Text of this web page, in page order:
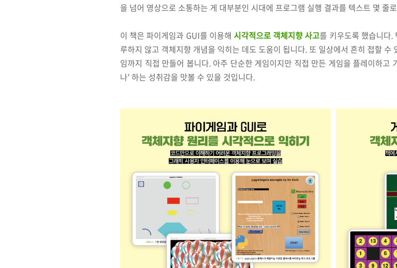
을 넘어 영상으로 소통하는 게 대부분인 시대에 프로그램 실행 결과를 텍스트 몇 줄
이 책은 파이게임과 GUI를 이용해 시각적으로 객체지향 사고를 키우도록 했습니다.
루하지 않고 객체지향 개념을 익히는 데도 도움이 됩니다. 또 일상에서 흔히 접할 수
임까지 직접 만들어 봅니다. 아주 단순한 게임이지만 직접 만든 게임을 플레이하고
나' 하는 성취감을 맛볼 수 있을 것입니다.